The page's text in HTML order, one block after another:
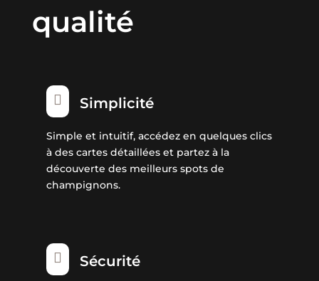
qualité
 Simplicité
Simple et intuitif, accédez en quelques clics
à des cartes détaillées et partez à la
découverte des meilleurs spots de
champignons.
 Sécurité